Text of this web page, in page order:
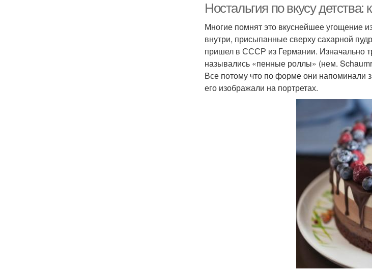
Ностальгия по вкусу
Многие помнят это вкуснейшее угощение
внутри, присыпанные сверху сахарной
пришел в СССР из Германии. Изначально
назывались «пенные роллы» (нем.
Все потому что по форме они напоминали
его изображали на портретах.